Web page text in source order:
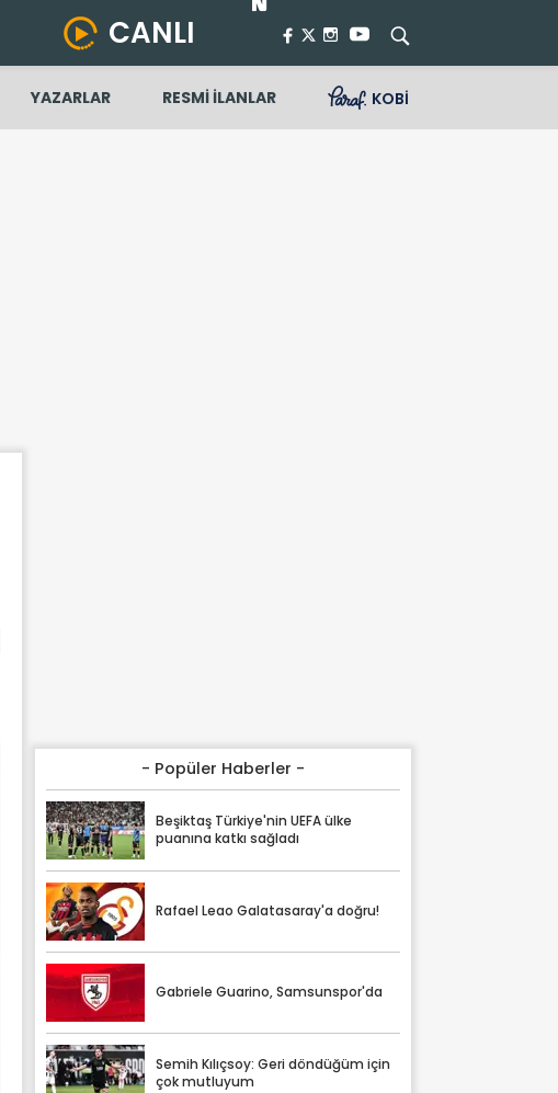
CANLI
YAZARLAR RESMİ İLANLAR KOBİ
- Popüler Haberler -
Beşiktaş Türkiye'nin UEFA ülke
puanına katkı sağladı
Rafael Leao Galatasaray'a doğru!
Gabriele Guarino, Samsunspor'da
Semih Kılıçsoy: Geri döndüğüm için
çok mutluyum